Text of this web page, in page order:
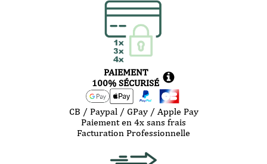
PAIEMENT
100% SÉCURISÉ
CB / Paypal / GPay / Apple Pay
Paiement en 4x sans frais
Facturation Professionnelle